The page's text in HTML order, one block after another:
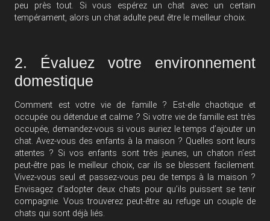
peu près tout. Si vous espérez un chat avec un certain
tempérament, alors un chat adulte peut être le meilleur choix.
2. Évaluez votre environnement
domestique
Comment est votre vie de famille ? Est-elle chaotique et
occupée ou détendue et calme ? Si votre vie de famille est très
occupée, demandez-vous si vous auriez le temps d’ajouter un
chat. Avez-vous des enfants à la maison ? Quelles sont leurs
attentes ? Si vos enfants sont très jeunes, un chaton n’est
peut-être pas le meilleur choix, car ils se blessent facilement.
Vivez-vous seul et passez-vous peu de temps à la maison ?
Envisagez d’adopter deux chats pour qu’ils puissent se tenir
compagnie. Vous trouverez peut-être au refuge un couple de
chats qui sont déjà liés.